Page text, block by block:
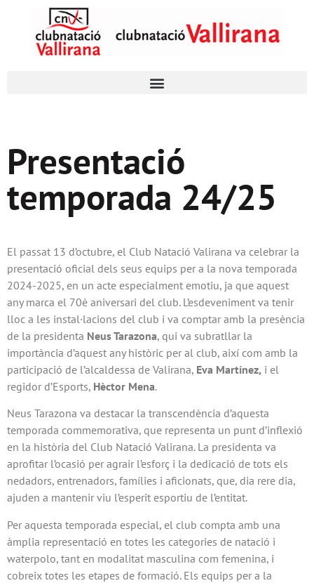
Presentació
temporada 24/25
El passat 13 d’octubre, el Club Natació Valirana va celebrar la
presentació oficial dels seus equips per a la nova temporada
2024-2025, en un acte especialment emotiu, ja que aquest
any marca el 70è aniversari del club. L’esdeveniment va tenir
lloc a les instal·lacions del club i va comptar amb la presència
de la presidenta Neus Tarazona, qui va subratllar la
importància d’aquest any històric per al club, així com amb la
participació de l’alcaldessa de Valirana, Eva Martínez, i el
regidor d’Esports, Hèctor Mena.
Neus Tarazona va destacar la transcendència d’aquesta
temporada commemorativa, que representa un punt d’inflexió
en la història del Club Natació Valirana. La presidenta va
aprofitar l’ocasió per agrair l’esforç i la dedicació de tots els
nedadors, entrenadors, famílies i aficionats, que, dia rere dia,
ajuden a mantenir viu l’esperit esportiu de l’entitat.
Per aquesta temporada especial, el club compta amb una
àmplia representació en totes les categories de natació i
waterpolo, tant en modalitat masculina com femenina, i
cobreix totes les etapes de formació. Els equips per a la